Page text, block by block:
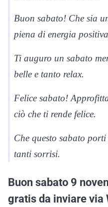
Buon sabato! Che sia
piena di energia
Ti auguro un sabato
belle e tanto relax.
Felice sabato!
ciò che ti rende felice.
Che questo sabato porti
tanti sorrisi.
Buon sabato 9
gratis da inviare via